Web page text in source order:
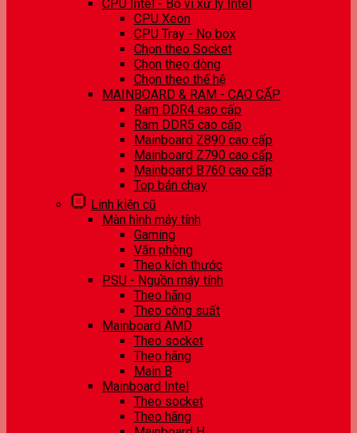
CPU Intel - Bộ vi xử lý Intel
CPU Xeon
CPU Tray - No box
Chọn theo Socket
Chọn theo dòng
Chọn theo thế hệ
MAINBOARD & RAM - CAO CẤP
Ram DDR4 cao cấp
Ram DDR5 cao cấp
Mainboard Z890 cao cấp
Mainboard Z790 cao cấp
Mainboard B760 cao cấp
Top bán chạy
Linh kiện cũ
Màn hình máy tính
Gaming
Văn phòng
Theo kích thước
PSU - Nguồn máy tính
Theo hãng
Theo công suất
Mainboard AMD
Theo socket
Theo hãng
Main B
Mainboard Intel
Theo socket
Theo hãng